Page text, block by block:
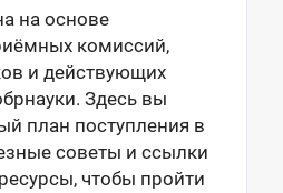
на основе
комиссий,
и действующих
Здесь вы
план поступления в
советы и ссылки
чтобы пройти